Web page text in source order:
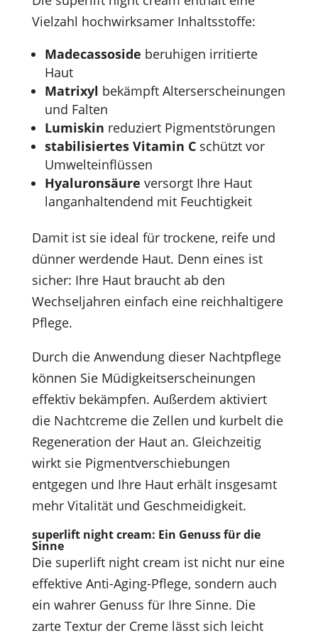
Vielzahl hochwirksamer Inhaltsstoffe:
Madecassoside beruhigen irritierte
Haut
Matrixyl bekämpft Alterserscheinungen
und Falten
Lumiskin reduziert Pigmentstörungen
stabilisiertes Vitamin Cschützt vor
Umwelteinflüssen
Hyaluronsäure versorgt Ihre Haut
langanhaltendend mit Feuchtigkeit
Damit ist sie ideal für trockene, reife und
dünner werdende Haut. Denn eines ist
sicher: Ihre Haut braucht ab den
Wechseljahren einfach eine reichhaltigere
Pflege.
Durch die Anwendung dieser Nachtpflege
können Sie Müdigkeitserscheinungen
effektiv bekämpfen. Außerdem aktiviert
die Nachtcreme die Zellen und kurbelt die
Regeneration der Haut an. Gleichzeitig
wirkt sie Pigmentverschiebungen
entgegen und Ihre Haut erhält insgesamt
mehr Vitalität und Geschmeidigkeit.
superlift night cream: Ein Genuss für die
Sinne
Die superlift night cream ist nicht nur eine
effektive Anti-Aging-Pflege, sondern auch
ein wahrer Genuss für Ihre Sinne. Die
zarte Textur der Creme lässt sich leicht